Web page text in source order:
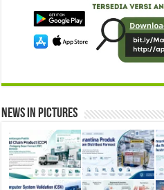
News in Pictures